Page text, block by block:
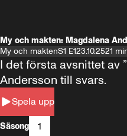
My och makten: Magdalena
My och maktenS1 E123.10.2521
Spela upp
I det första avsnittet av
Andersson till svars.
Säsong 1